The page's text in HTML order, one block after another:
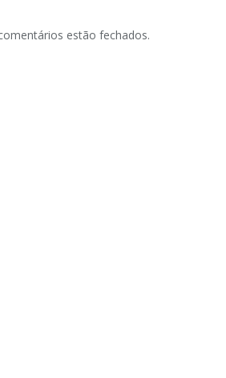
estão fechados.